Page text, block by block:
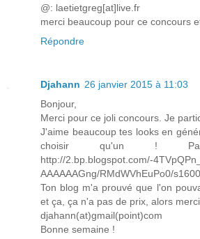
@: laetietgreg[at]live.fr
merci beaucoup pour ce concours
Répondre
Djahann 26 janvier 2015 à 11:03
Bonjour,
Merci pour ce joli concours. Je
J'aime beaucoup tes looks en
choisir qu'un !
http://2.bp.blogspot.com/-
AAAAAAGng/RMdWVhEuPo0/
Ton blog m'a prouvé que l'on
et ça, ça n'a pas de prix, alors
djahann(at)gmail(point)com
Bonne semaine !